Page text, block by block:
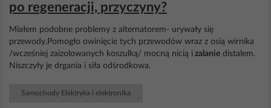
po regeneracji, przyczyny?
Miałem podobne problemy z alternatorem- urywały się
przewody.Pomogło owinięcie tych przewodów wraz z osią wirnika
/wcześniej zaizolowanych koszulką/ mocną nicią i zalanie distalem.
Niszczyły je drgania i siła odśrodkowa.
Samochody Elektryka i elektronika